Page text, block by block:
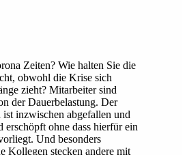
Zeiten? Wie halten Sie die
obwohl die Krise sich
zieht? Mitarbeiter sind
der Dauerbelastung. Der
inzwischen abgefallen und
erschöpft ohne dass hierfür ein
Und besonders
Kollegen stecken andere mit